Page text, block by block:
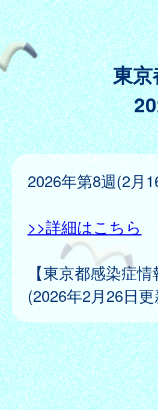
東
2026年第8週(2月
>>詳細はこちら
【東京都感染症
(2026年2月26日